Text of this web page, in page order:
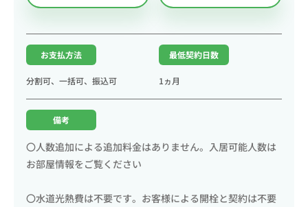
お支払方法
分割可、一括可、振込可
最低契約日数
1ヵ月
備考
〇人数追加による追加料金はありません。入居可能人数は
お部屋情報をご覧ください
〇水道光熱費は不要です。お客様による開栓と契約は不要